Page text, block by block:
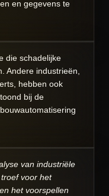
en gegevens te
die schadelijke
Andere industrieën,
hebben ook
bij de
van industriële
voor het
het voorspellen